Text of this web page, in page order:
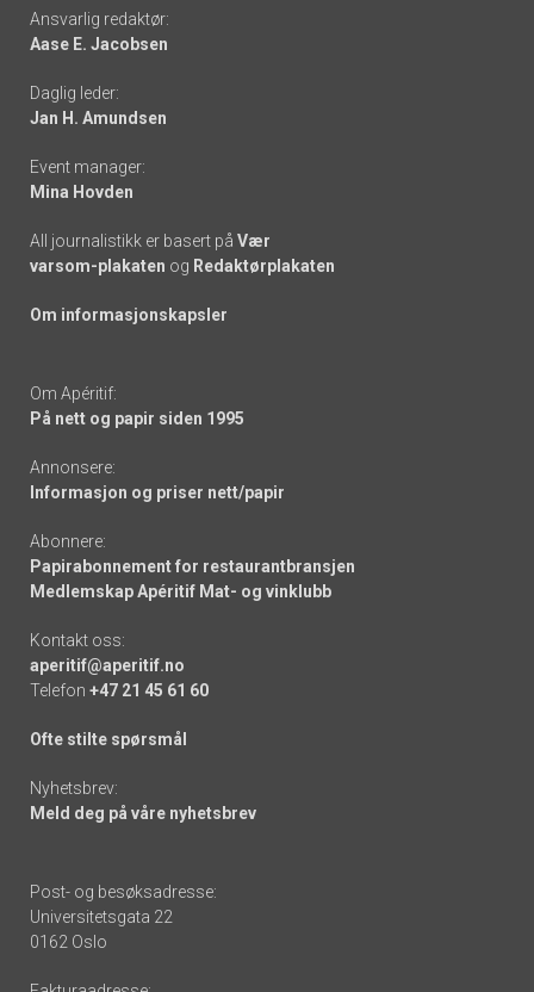
-
links
Ansvarlig redaktør:
Aase E. Jacobsen
Daglig leder:
Jan H. Amundsen
Event manager:
Mina Hovden
All journalistikk er basert på Vær
varsom-plakaten og Redaktørplakaten
Om informasjonskapsler
Om Apéritif:
På nett og papir siden 1995
Annonsere:
Informasjon og priser nett/papir
Abonnere:
Papirabonnement for restaurantbransjen
Medlemskap Apéritif Mat- og vinklubb
Kontakt oss:
aperitif@aperitif.no
Telefon +47 21 45 61 60
Ofte stilte spørsmål
Nyhetsbrev:
Meld deg på våre nyhetsbrev
Post- og besøksadresse:
Universitetsgata 22
0162 Oslo